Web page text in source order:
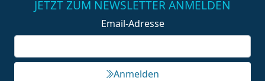
JETZT ZUM NEWSLETTER ANMELDEN
Email-Adresse
Anmelden